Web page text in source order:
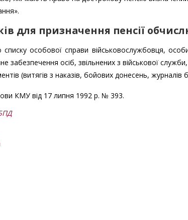
для призначення пенсії
списку особової справи військовослужбовця,
забезпечення осіб, звільнених з військової
(витягів з наказів, бойових донесень,
КМУ від 17 липня 1992 р. № 393.